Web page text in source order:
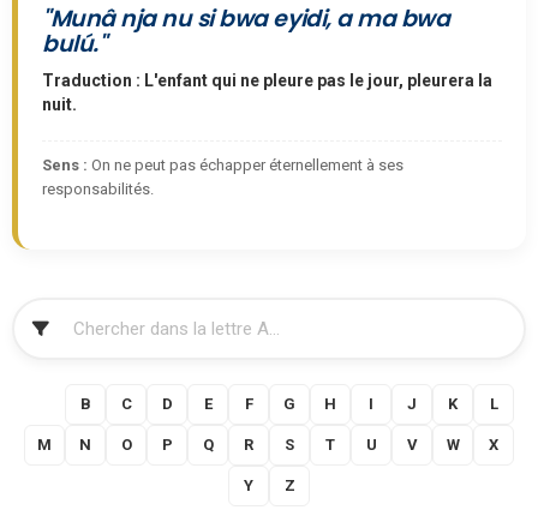
"Munâ nja nu si bwa eyidi, a ma bwa
bulú."
Traduction : L'enfant qui ne pleure pas le jour, pleurera la
nuit.
Sens : On ne peut pas échapper éternellement à ses
responsabilités.
B C D E F G H I J K L
M N O P Q R S T U V W X
Y Z